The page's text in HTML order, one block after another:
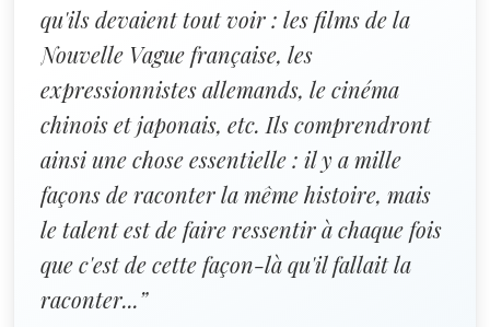
qu'ils devaient tout voir : les films de la
Nouvelle Vague française, les
expressionnistes allemands, le cinéma
chinois et japonais, etc. Ils comprendront
ainsi une chose essentielle : il y a mille
façons de raconter la même histoire, mais
le ­talent est de faire ressentir à chaque fois
que c'est de cette ­façon-là qu'il fallait la
raconter...”